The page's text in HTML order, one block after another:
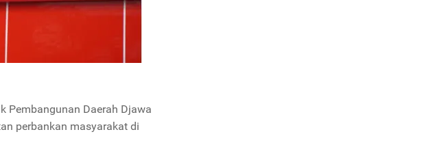
Pembangunan Daerah Djawa
perbankan masyarakat di